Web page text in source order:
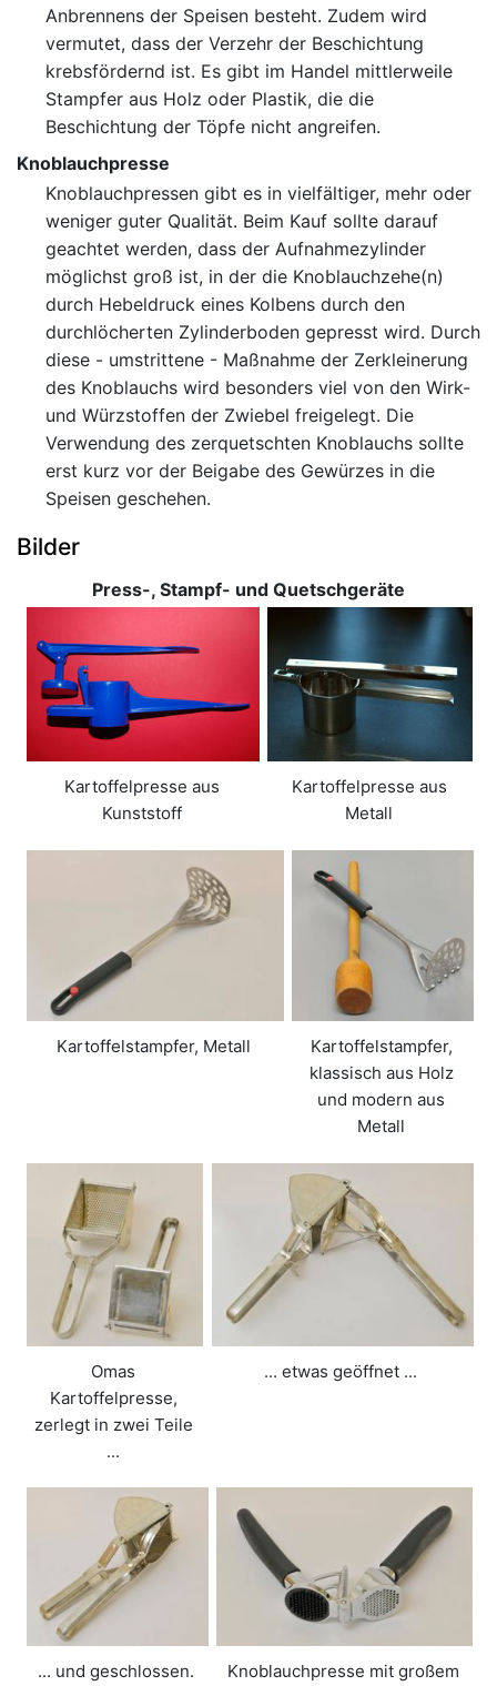
Anbrennens der Speisen besteht. Zudem wird
vermutet, dass der Verzehr der Beschichtung
krebsfördernd ist. Es gibt im Handel mittlerweile
Stampfer aus Holz oder Plastik, die die
Beschichtung der Töpfe nicht angreifen.
Knoblauchpresse
Knoblauchpressen gibt es in vielfältiger, mehr oder
weniger guter Qualität. Beim Kauf sollte darauf
geachtet werden, dass der Aufnahmezylinder
möglichst groß ist, in der die Knoblauchzehe(n)
durch Hebeldruck eines Kolbens durch den
durchlöcherten Zylinderboden gepresst wird. Durch
diese - umstrittene - Maßnahme der Zerkleinerung
des Knoblauchs wird besonders viel von den Wirk-
und Würzstoffen der Zwiebel freigelegt. Die
Verwendung des zerquetschten Knoblauchs sollte
erst kurz vor der Beigabe des Gewürzes in die
Speisen geschehen.
Bilder
Press-, Stampf- und Quetschgeräte
Kartoffelpresse aus
Kunststoff
Kartoffelpresse aus
Metall
Kartoffelstampfer, Metall
Kartoffelstampfer,
klassisch aus Holz
und modern aus
Metall
Omas
Kartoffelpresse,
zerlegt in zwei Teile
...
... etwas geöffnet ...
... und geschlossen.
Knoblauchpresse mit großem